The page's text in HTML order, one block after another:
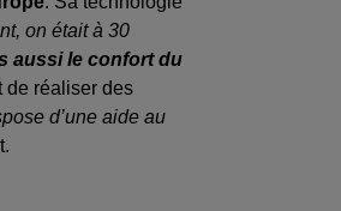
on était à 30
aussi le confort du
de réaliser des
d’une aide au